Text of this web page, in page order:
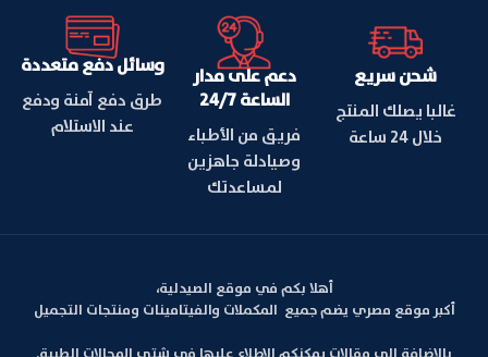
شحن سريع
غالبا يصلك المنتج
خلال 24 ساعة
دعم على مدار
الساعة 24/7
فريق من الأطباء
وصيادلة جاهزين
لمساعدتك
وسائل دفع متعددة
طرق دفع آمنة ودفع
عند الاستلام
أهلا بكم في موقع الصيدلية،
أكبر موقع مصري يضم جميع المكملات والفيتامينات ومنتجات التجميل